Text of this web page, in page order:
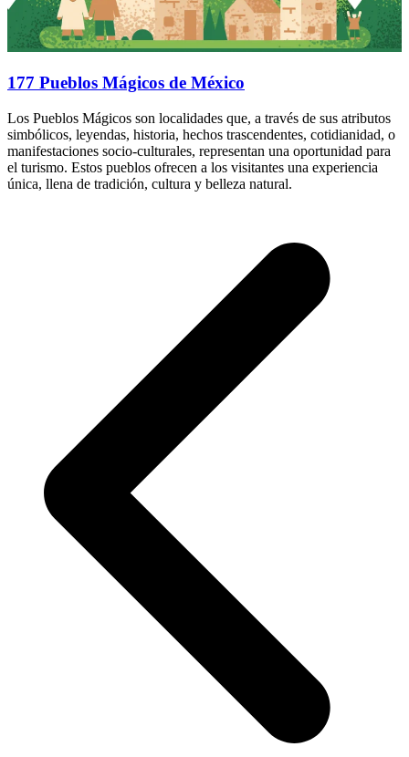
177 Pueblos Mágicos de México
Los Pueblos Mágicos son localidades que, a través de sus atributos
simbólicos, leyendas, historia, hechos trascendentes, cotidianidad, o
manifestaciones socio-culturales, representan una oportunidad para
el turismo. Estos pueblos ofrecen a los visitantes una experiencia
única, llena de tradición, cultura y belleza natural.